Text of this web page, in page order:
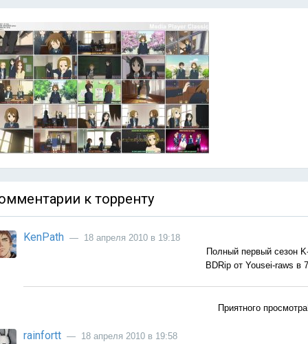
к торренту
KenPath — 18 апреля 2010 в 19:18
Полный первый сезон
BDRip от Yousei-raws в
Приятного
rainfortt — 18 апреля 2010 в 19:58